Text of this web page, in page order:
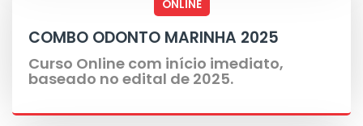
ONLINE
COMBO ODONTO MARINHA 2025
Curso Online com início imediato,
baseado no edital de 2025.